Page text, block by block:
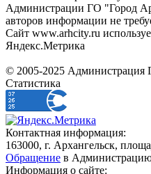
Администрации ГО "Город
авторов информации не
Сайт www.arhcity.ru
Яндекс.Метрика
© 2005-2025 Администрация
Статистика
Контактная информация:
163000, г. Архангельск,
Обращение в Администрацию
Информация о сайте: